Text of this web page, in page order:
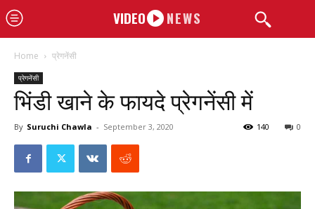
VIDEO NEWS
Home प्रेगनेंसी
प्रेगनेंसी
भिंडी खाने के फायदे प्रेगनेंसी में
By Suruchi Chawla - September 3, 2020 0
140